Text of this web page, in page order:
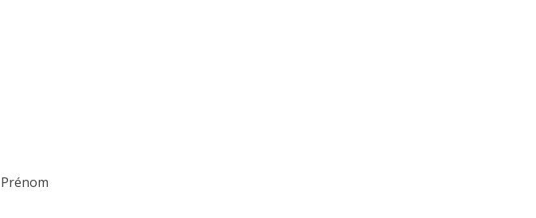
Prénom